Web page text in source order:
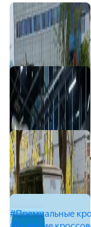
#Премиальные